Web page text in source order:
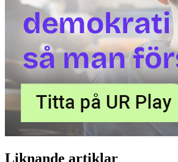
Liknande artiklar